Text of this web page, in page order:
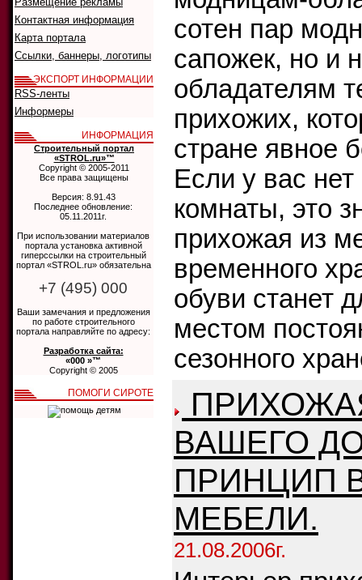
сотен пар
сапожек, но и
обладателям
прихожих,
стране явное
Если у вас
комнаты, это
прихожая из
временного
обуви станет
местом
сезонного
ВАШЕГО
ПРИНЦИП
МЕБЕЛИ.
21.08.2006г.
Контактная информация
Карта портала
Ссылки, баннеры, логотипы
ЭКСПОРТ ИНФОРМАЦИИ
RSS-ленты
Информеры
ИНФОРМАЦИЯ
Строительный портал
«STROL.ru»™
Copyright © 2005-2011
Все права защищены
Версия: 8.91.43
Последнее обновление:
05.11.2011г.
При использовании материалов
портала установка активной
гиперссылки на строительный
портал «STROL.ru» обязательна
+7 (495) 000
Ваши замечания и предложения
по работе строительного
портала направляйте по адресу:
Разработка сайта:
«000 »™
Copyright © 2005
ПОМОГИ СИРОТЕ